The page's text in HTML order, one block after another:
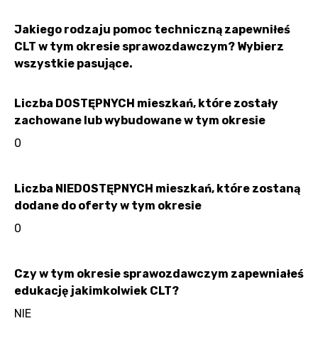
Jakiego rodzaju pomoc techniczną zapewniłeś
CLT w tym okresie sprawozdawczym? Wybierz
wszystkie pasujące.
Liczba DOSTĘPNYCH mieszkań, które zostały
zachowane lub wybudowane w tym okresie
0
Liczba NIEDOSTĘPNYCH mieszkań, które zostaną
dodane do oferty w tym okresie
0
Czy w tym okresie sprawozdawczym zapewniałeś
edukację jakimkolwiek CLT?
NIE